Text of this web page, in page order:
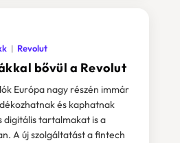
bővül a Revolut
Revolut
Európa nagy részén immár
és kaphatnak
tartalmakat is a
A új szolgáltatást a fintech